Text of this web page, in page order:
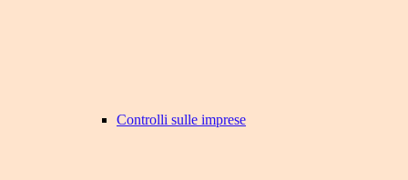
Controlli sulle imprese